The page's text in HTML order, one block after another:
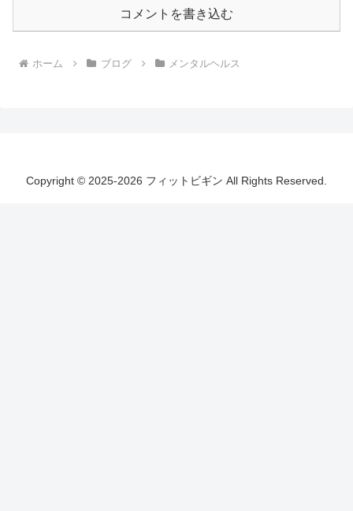
コメントを書き込む
ホーム ブログ メンタルヘルス
Copyright © 2025-2026 フィットビギン All Rights Reserved.